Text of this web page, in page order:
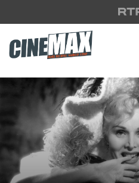
Saltar para o conteúdo principal